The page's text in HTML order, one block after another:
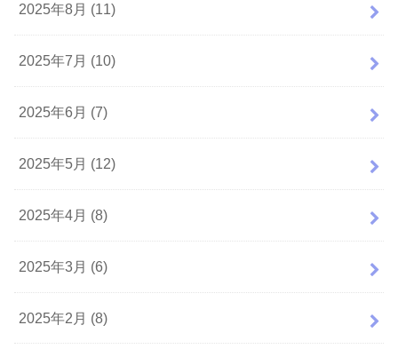
2025年8月 (11)
2025年7月 (10)
2025年6月 (7)
2025年5月 (12)
2025年4月 (8)
2025年3月 (6)
2025年2月 (8)